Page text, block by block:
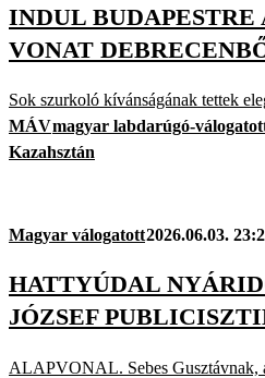
INDUL BUDAPESTRE
VONAT
Sok szurkoló kívánságának tettek
MÁVmagyar labdarúgó-
Kazahsztán
Magyar válogatott2026.06.03.
HATTYÚDAL
JÓZSEF
ALAPVONAL. Sebes Gusztávnak,